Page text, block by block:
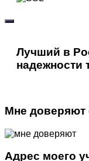
Лучший в
надежности
Мне доверяют
Адрес моего